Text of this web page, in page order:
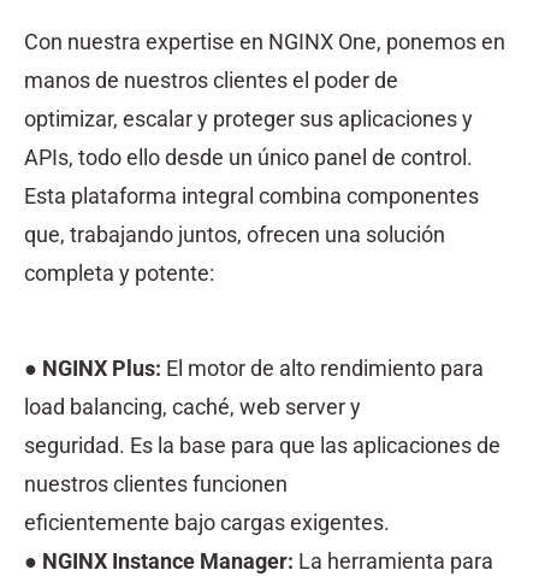
Con nuestra expertise en NGINX One, ponemos en
manos de nuestros clientes el poder de
optimizar, escalar y proteger sus aplicaciones y
APIs, todo ello desde un único panel de control.
Esta plataforma integral combina componentes
que, trabajando juntos, ofrecen una solución
completa y potente:
● NGINX Plus: El motor de alto rendimiento para
load balancing, caché, web server y
seguridad. Es la base para que las aplicaciones de
nuestros clientes funcionen
eficientemente bajo cargas exigentes.
● NGINX Instance Manager: La herramienta para